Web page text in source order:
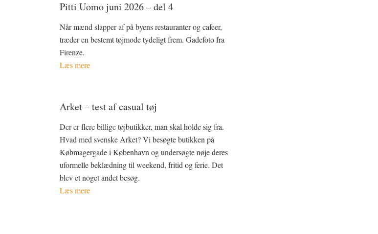
Pitti Uomo juni 2026 – del 4
Når mænd slapper af på byens restauranter og cafeer,
træder en bestemt tøjmode tydeligt frem. Gadefoto fra
Firenze.
Læs mere
Arket – test af casual tøj
Der er flere billige tøjbutikker, man skal holde sig fra.
Hvad med svenske Arket? Vi besøgte butikken på
Købmagergade i København og undersøgte nøje deres
uformelle beklædning til weekend, fritid og ferie. Det
blev et noget andet besøg.
Læs mere